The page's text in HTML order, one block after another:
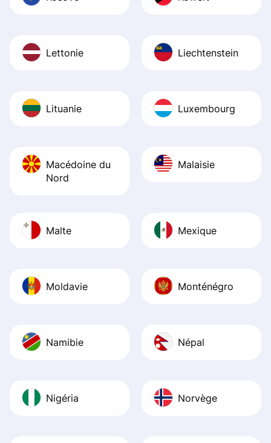
Lettonie Liechtenstein
Lituanie Luxembourg
Macédoine du
Nord
Malaisie
Malte Mexique
Moldavie Monténégro
Namibie Népal
Nigéria Norvège